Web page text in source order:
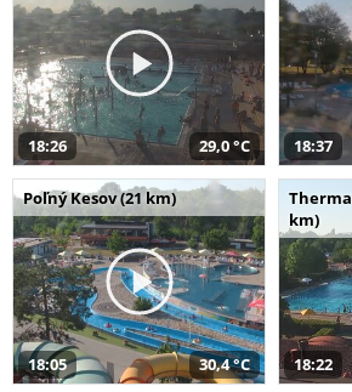
18:26 29,0 °C 18:37
Poľný Kesov (21 km)
18:05 30,4 °C
km)
18:22